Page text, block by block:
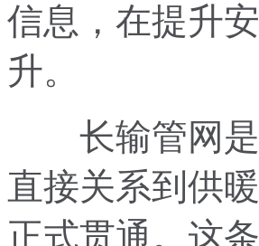
信息，在提升
升。
长输管网是
直接关系到供
正式贯通。这